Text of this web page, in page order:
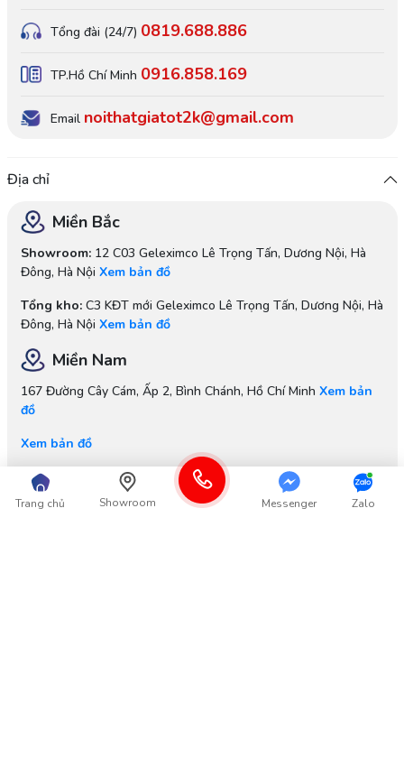
Tổng đài (24/7) 0819.688.886
TP.Hồ Chí Minh 0916.858.169
Email noithatgiatot2k@gmail.com
Địa chỉ
Miền Bắc
Showroom:12 C03 Geleximco Lê Trọng Tấn, Dương Nội, Hà
Đông, Hà Nội Xem bản đồ
Tổng kho:C3 KĐT mới Geleximco Lê Trọng Tấn, Dương Nội, Hà
Đông, Hà Nội Xem bản đồ
Miền Nam
167 Đường Cây Cám, Ấp 2, Bình Chánh, Hồ Chí Minh Xem bản
đồ
Xem bản đồ
Cụm Công Nghiệp:Long Xuyên, Phúc Thọ, Hà Nội Xem bản
Trang chủ Showroom Messenger Zalo